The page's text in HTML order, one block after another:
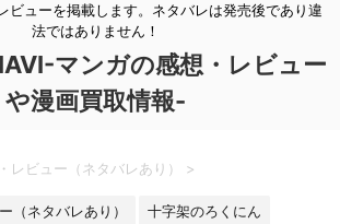
ビューを掲載します。ネタバレは発売後であり違
法ではありません！
マンガの感想・レビュー
や漫画買取情報-
レビュー（ネタバレあり） >
（ネタバレあり） 十字架のろくにん